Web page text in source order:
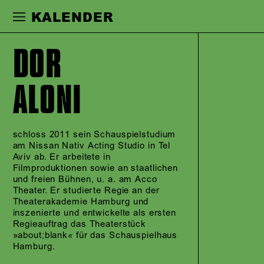
Zur Hauptnavigation springen
KALENDER
DOR
ALONI
schloss 2011 sein Schauspielstudium
am Nissan Nativ Acting Studio in Tel
Aviv ab. Er arbeitete in
Filmproduktionen sowie an staatlichen
und freien Bühnen, u. a. am Acco
Theater. Er studierte Regie an der
Theaterakademie Hamburg und
inszenierte und entwickelte als ersten
Regieauftrag das Theaterstück
»about;blank« für das Schauspielhaus
Hamburg.